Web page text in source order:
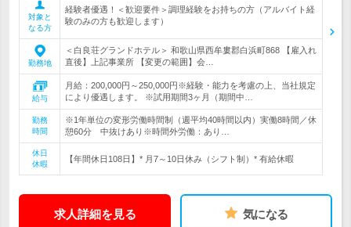
対象と
なる方
経験者優遇！＜歓迎要件＞調理経験をお持ちの方（アルバイト経
験のみの方も歓迎します）
勤務地
＜白良荘グランドホテル＞ 和歌山県西牟婁郡白浜町868 【雇入れ
直後】上記事業所 【変更の範囲】会…
給与
月給：200,000円～250,000円※経験・能力を考慮の上、当社規定
により優遇します。 ※試用期間3ヶ月（期間中…
勤務
時間
※1年単位の変形労働時間制（週平均40時間以内）実働8時間／休
憩60分 中抜けあり※時間外労働：あり…
休日
休暇
【年間休日108日】* 月7～10日休み（シフト制）* 有給休暇
求人詳細を見る 気になる